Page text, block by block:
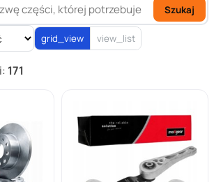
Szukaj
grid_view view_list
171